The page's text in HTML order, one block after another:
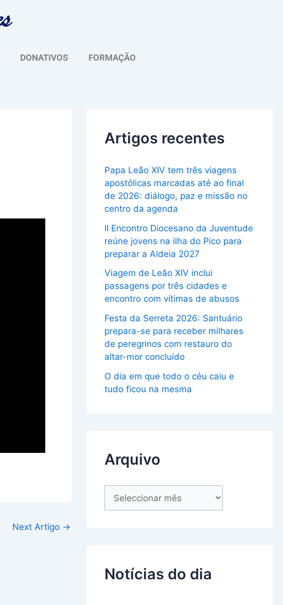
DONATIVOS FORMAÇÃO
Next Artigo →
Artigos recentes
Papa Leão XIV tem três viagens
apostólicas marcadas até ao final
de 2026: diálogo, paz e missão no
centro da agenda
II Encontro Diocesano da Juventude
reúne jovens na ilha do Pico para
preparar a Aldeia 2027
Viagem de Leão XIV inclui
passagens por três cidades e
encontro com vítimas de abusos
Festa da Serreta 2026: Santuário
prepara-se para receber milhares
de peregrinos com restauro do
altar-mor concluído
O dia em que todo o céu caiu e
tudo ficou na mesma
Arquivo
u
Notícias do dia